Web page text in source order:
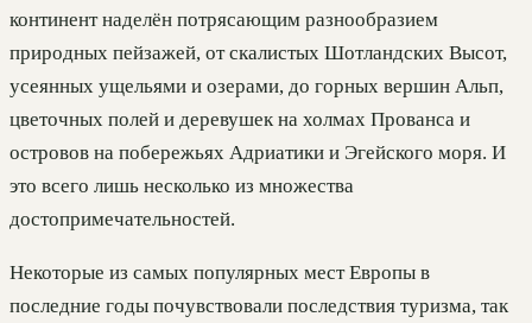
континент наделён потрясающим разнообразием
природных пейзажей, от скалистых Шотландских Высот,
усеянных ущельями и озерами, до горных вершин Альп,
цветочных полей и деревушек на холмах Прованса и
островов на побережьях Адриатики и Эгейского моря. И
это всего лишь несколько из множества
достопримечательностей.
Некоторые из самых популярных мест Европы в
последние годы почувствовали последствия туризма, так